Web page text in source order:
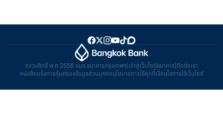
สงวนสิทธิ์ พ.ศ.2558 บมจ.ธนาคารกรุงเทพฯ เข้าสู่เว็บไซต์ธนาคาร ติดต่อเรา
หนังสือแจ้งการคุ้มครองข้อมูลส่วนบุคคลนโยบายการใช้คุกกี้เงื่อนไขการใช้เว็บไซต์